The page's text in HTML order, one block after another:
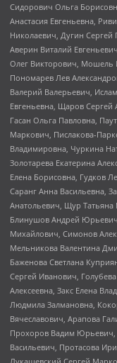
Сидорович Ольга
Анастасия Евгеньевна,
Николаевич, Дугин Сергей
Аверин Виталий
Олег Викторович, Мошель
Пономарев Лев
Валерий Валерьевич,
Евгеньевна, Щаров Сергей
Гасан Ольга Павловна,
Маркович, Пислакова-
Владимировна, Чуркина
Золотарева Екатерина
Елена Борисовна, Гудков
Саранг Анна Васильевна,
Анатольевич, Щур
Блинушов Андрей
Михайлович, Симонов
Мельникова Валентина
Баженова Светлана
Сергей Иванович,
Алексеевна, Закс Елена
Людмила Залмановна,
Вячеславович, Арапова
Прохоров Вадим Юрьевич,
Васильевич, Протасова